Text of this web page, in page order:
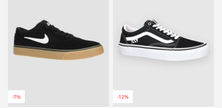
-7% -12%